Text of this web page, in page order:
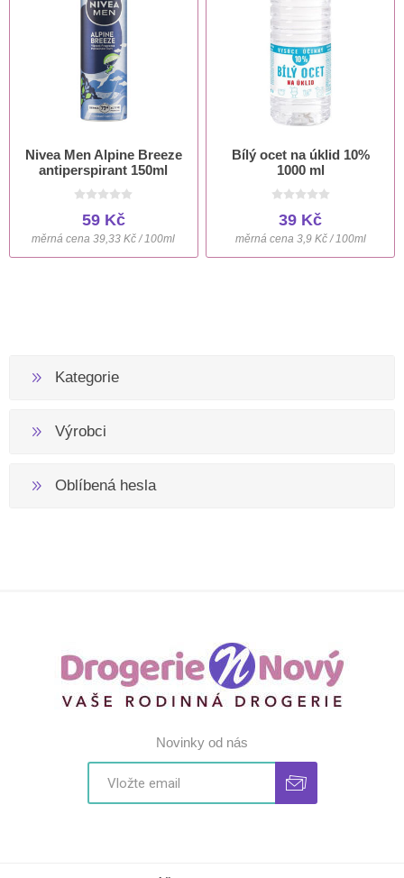
Nivea Men Alpine Breeze
antiperspirant 150ml
59 Kč
měrná cena 39,33 Kč / 100ml
Bílý ocet na úklid 10%
1000 ml
39 Kč
měrná cena 3,9 Kč / 100ml
Kategorie
Výrobci
Oblíbená hesla
Novinky od nás